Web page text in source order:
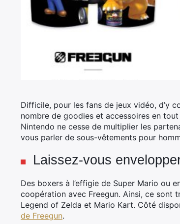
Difficile, pour les fans de jeux vidéo, d’y
nombre de goodies et accessoires en
Nintendo ne cesse de multiplier les
vous parler de sous-vêtements pour
Laissez-vous
Des boxers à l’effigie de Super Mario ou
coopération avec Freegun. Ainsi, ce sont
Legend of Zelda et Mario Kart. Côté
de Freegun.